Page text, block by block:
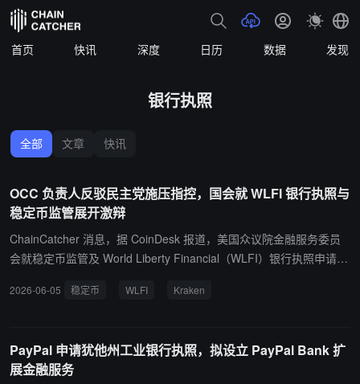
首页 快讯 深度 日历 数据 发现
银行执照
全部 文章 快讯
OCC 负责人反驳民主党施压指控，国会就 WLFI 银行执照与
稳定币监管展开激辩
ChainCatcher 消息，据 CoinDesk 报道，美国众议院金融服务委员
会就稳定币监管及 World Liberty Financial（WLFI）银行执照申请举
书”，并指出其机构所受的唯一政治压力来自民主党议员，而非特朗
保险公司（FDIC）主席特拉维斯·希尔表示，将于近期提出要求稳定
币发行方建立客户身份识别计划的新规则。美联储监管副主席米歇尔·
2026-06-05 稳定币 WLFI Kraken
PayPal 申请犹他州工业银行执照，拟设立 PayPal Bank 扩
展金融服务